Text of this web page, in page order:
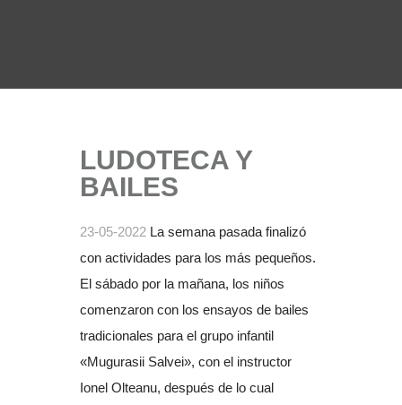
LUDOTECA Y
BAILES
23-05-2022 La semana pasada finalizó
con actividades para los más pequeños.
El sábado por la mañana, los niños
comenzaron con los ensayos de bailes
tradicionales para el grupo infantil
«Mugurasii Salvei», con el instructor
Ionel Olteanu, después de lo cual